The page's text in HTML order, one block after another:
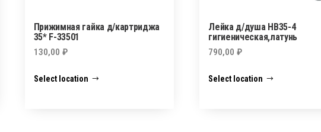
Прижимная гайка д/картриджа
35* F-33501
130,00 ₽
Select location
Лейка д/душа HB35-4
гигиеническая,латунь
790,00₽
Select location